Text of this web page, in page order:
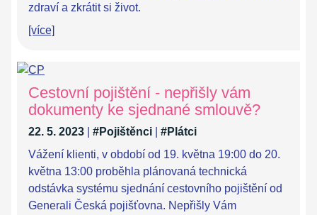
zdraví a zkrátit si život.
[více]
Cestovní pojištění - nepřišly vám
dokumenty ke sjednané smlouvě?
22. 5. 2023 #Pojištěnci
#Plátci
Vážení klienti, v období od 19. května 19:00 do 20.
května 13:00 proběhla plánovaná technická
odstávka systému sjednání cestovního pojištění od
Generali Česká pojišťovna. Nepřišly Vám